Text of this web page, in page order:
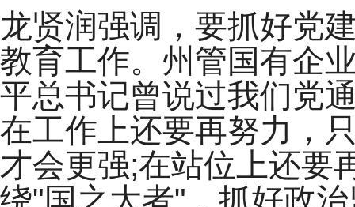
龙贤润强调，要抓好党
教育工作。州管国有企
平总书记曾说过我们党
在工作上还要再努力，
才会更强;在站位上还要